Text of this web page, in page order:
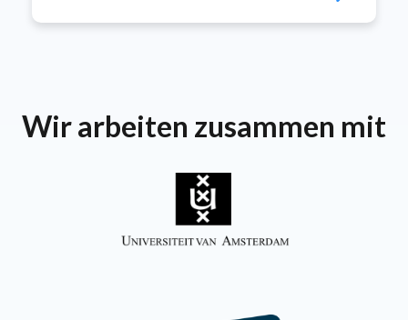
Wir arbeiten zusammen mit